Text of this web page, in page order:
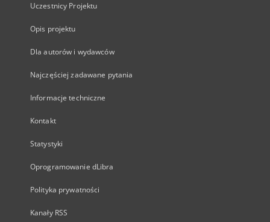
Uczestnicy Projektu
Opis projektu
Dla autorów i wydawców
Najczęściej zadawane pytania
Informacje techniczne
Kontakt
Statystyki
Oprogramowanie dLibra
Polityka prywatności
Kanały RSS